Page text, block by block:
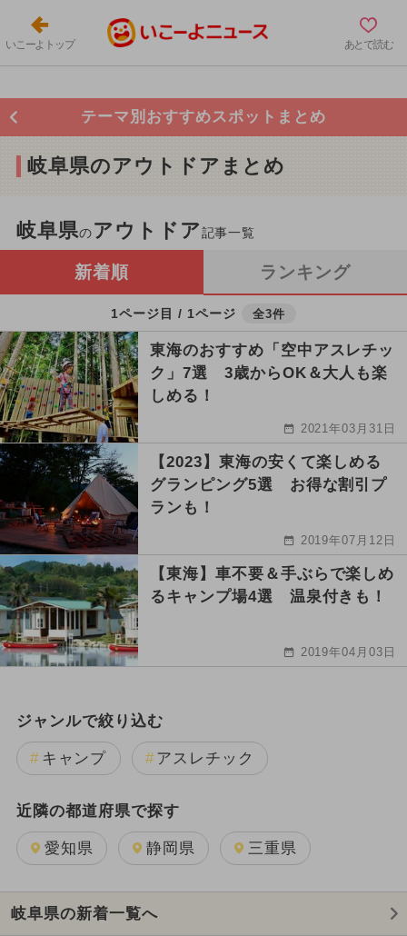
いこーよトップ あとで読む
テーマ別おすすめスポットまとめ
岐阜県のアウトドアまとめ
岐阜県のアウトドア記事一覧
新着順 ランキング
1ページ目 / 1ページ 全3件
東海のおすすめ「空中アスレチッ
ク」7選 3歳からOK＆大人も楽
しめる！
2021年03月31日
【2023】東海の安くて楽しめる
グランピング5選 お得な割引プ
ランも！
2019年07月12日
【東海】車不要＆手ぶらで楽しめ
るキャンプ場4選 温泉付きも！
2019年04月03日
ジャンルで絞り込む
キャンプ アスレチック
近隣の都道府県で探す
愛知県 静岡県 三重県
岐阜県の新着一覧へ